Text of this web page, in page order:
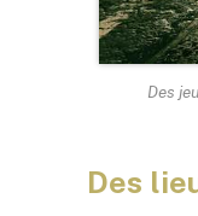
Des
Des